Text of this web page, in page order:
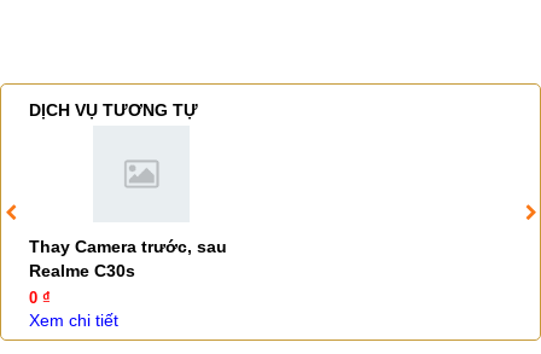
DỊCH VỤ TƯƠNG TỰ
Thay Camera trước, sau
Realme C30s
0 ₫
Xem chi tiết